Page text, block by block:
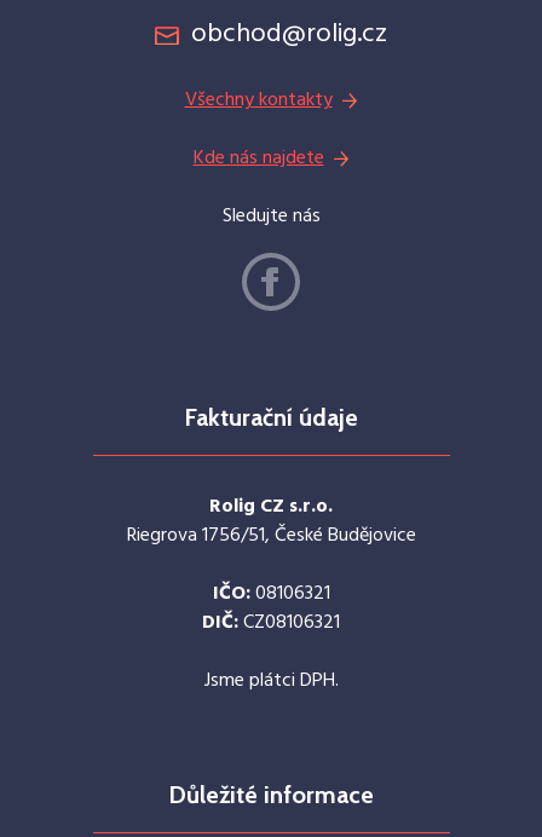
obchod@rolig.cz
Všechny kontakty
Kde nás najdete
Sledujte nás
Fakturační údaje
Rolig CZ s.r.o.
Riegrova 1756/51, České Budějovice
IČO:08106321
DIČ:CZ08106321
Jsme plátci DPH.
Důležité informace